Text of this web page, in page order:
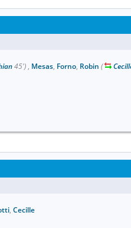
45') , Mesas, Forno, Robin (
, Cecille